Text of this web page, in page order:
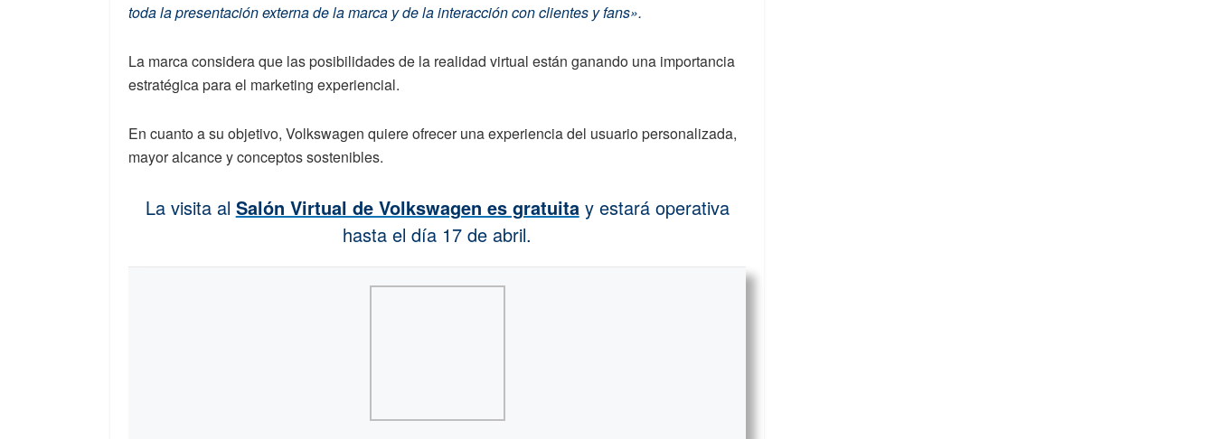
toda la presentación externa de la marca y de la interacción con clientes y fans».
La marca considera que las posibilidades de la realidad virtual están ganando una importancia
estratégica para el marketing experiencial.
En cuanto a su objetivo, Volkswagen quiere ofrecer una experiencia del usuario personalizada,
mayor alcance y conceptos sostenibles.
La visita al Salón Virtual de Volkswagen es gratuitay estará operativa
hasta el día 17 de abril.